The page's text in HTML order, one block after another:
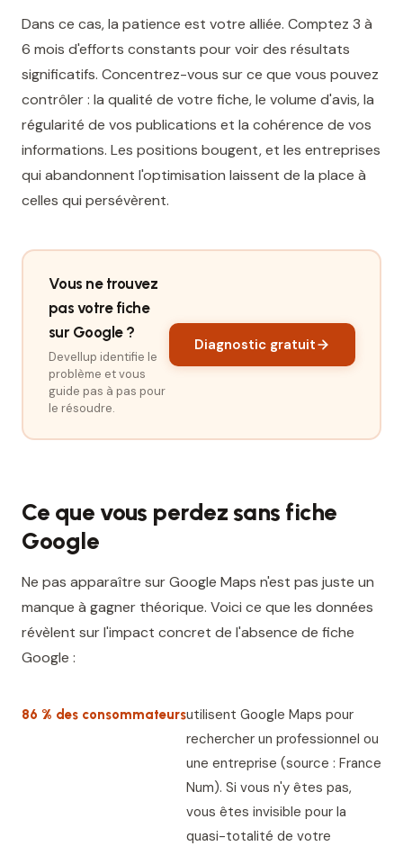
Dans ce cas, la patience est votre alliée. Comptez 3 à
6 mois d'efforts constants pour voir des résultats
significatifs. Concentrez-vous sur ce que vous pouvez
contrôler : la qualité de votre fiche, le volume d'avis, la
régularité de vos publications et la cohérence de vos
informations. Les positions bougent, et les entreprises
qui abandonnent l'optimisation laissent de la place à
celles qui persévèrent.
Vous ne trouvez
pas votre fiche
sur Google ?
Devellup identifie le
problème et vous
guide pas à pas pour
le résoudre.
Diagnostic gratuit
Ce que vous perdez sans fiche
Google
Ne pas apparaître sur Google Maps n'est pas juste un
manque à gagner théorique. Voici ce que les données
révèlent sur l'impact concret de l'absence de fiche
Google :
86 % des consommateursutilisent Google Maps pour
rechercher un professionnel ou
une entreprise (source : France
Num). Si vous n'y êtes pas,
vous êtes invisible pour la
quasi-totalité de votre